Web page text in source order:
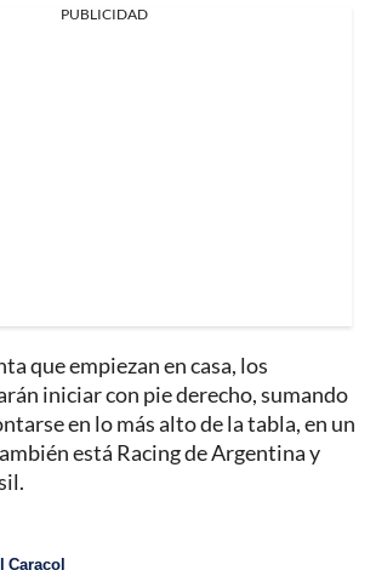
PUBLICIDAD
que empiezan en casa, los
iniciar con pie derecho, sumando
en lo más alto de la tabla, en un
está Racing de Argentina y
Caracol